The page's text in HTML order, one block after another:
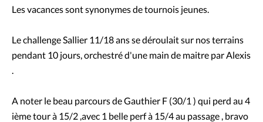
Les vacances sont synonymes de tournois jeunes.
Le challenge Sallier 11/18 ans se déroulait sur nos terrains
pendant 10 jours, orchestré d'une main de maitre par Alexis
.
A noter le beau parcours de Gauthier F (30/1 ) qui perd au 4
ième tour à 15/2 ,avec 1 belle perf à 15/4 au passage , bravo